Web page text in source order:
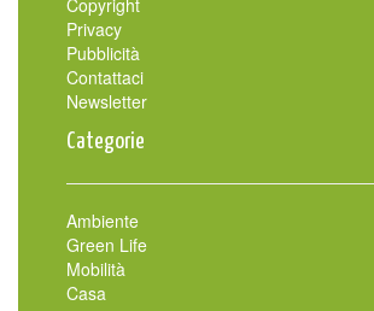
Copyright
Privacy
Pubblicità
Contattaci
Newsletter
Categorie
Ambiente
Green Life
Mobilità
Casa